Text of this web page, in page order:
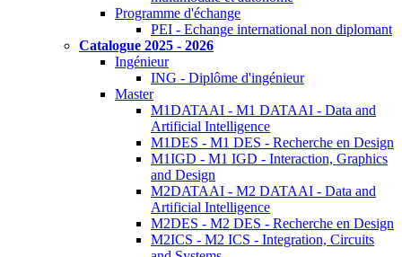
Programme d'échange
PEI - Echange international non diplomant
Catalogue 2025 - 2026
Ingénieur
ING - Diplôme d'ingénieur
Master
M1DATAAI - M1 DATAAI - Data and
Artificial Intelligence
M1DES - M1 DES - Recherche en Design
M1IGD - M1 IGD - Interaction, Graphics
and Design
M2DATAAI - M2 DATAAI - Data and
Artificial Intelligence
M2DES - M2 DES - Recherche en Design
M2ICS - M2 ICS - Integration, Circuits